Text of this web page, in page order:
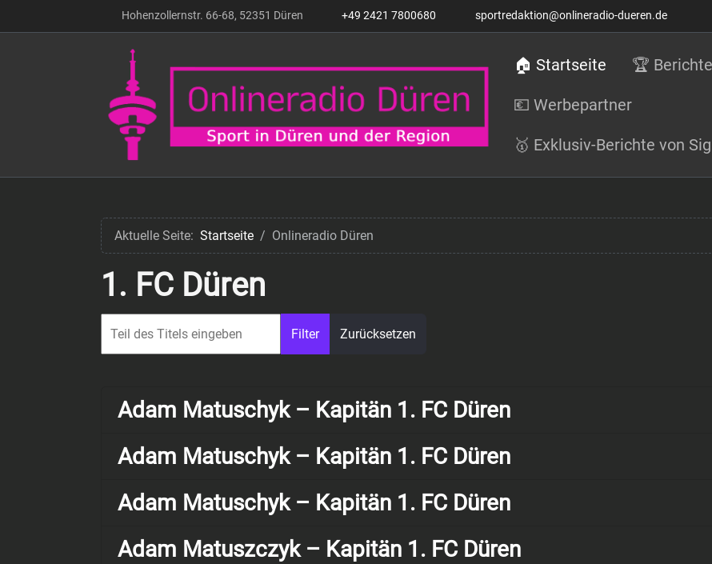
Hohenzollernstr. 66-68, 52351 Düren +49 2421 7800680 sportredaktion@onlineradio-dueren.de
🏠 Startseite 🏆 Berichte
💶 Werbepartner
🥇 Exklusiv-Berichte von
Aktuelle Seite: Startseite Onlineradio Düren
1. FC Düren
Filter Zurücksetzen
Adam Matuschyk – Kapitän 1. FC Düren
Adam Matuschyk – Kapitän 1. FC Düren
Adam Matuschyk – Kapitän 1. FC Düren
Adam Matuszczyk – Kapitän 1. FC Düren